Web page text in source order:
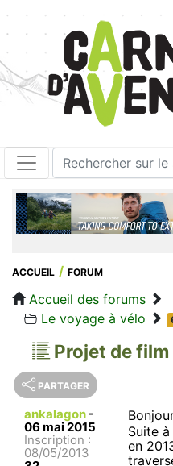
ACCUEIL FORUM
Accueil des forums
Le voyage à vélo
Projet de
PARTAGER
ankalagon -
06 mai 2015
Inscription :
08/05/2013
Suite
en